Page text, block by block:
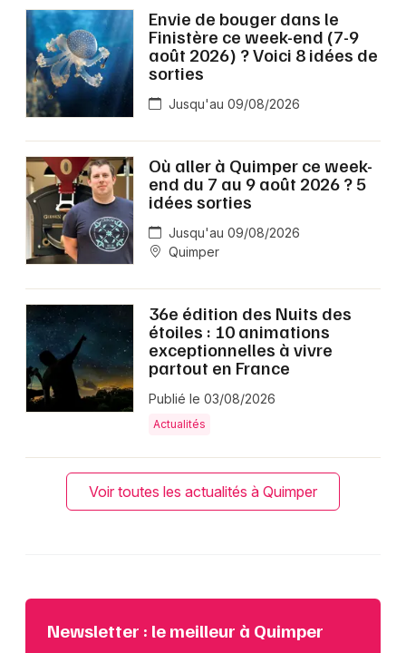
Envie de bouger dans le
Finistère ce week-end (7-9
août 2026) ? Voici 8 idées de
sorties
Jusqu'au 09/08/2026
Où aller à Quimper ce week-
end du 7 au 9 août 2026 ? 5
idées sorties
Jusqu'au 09/08/2026
Quimper
36e édition des Nuits des
étoiles : 10 animations
exceptionnelles à vivre
partout en France
Publié le 03/08/2026
Actualités
Voir toutes les actualités à Quimper
Newsletter : le meilleur à Quimper